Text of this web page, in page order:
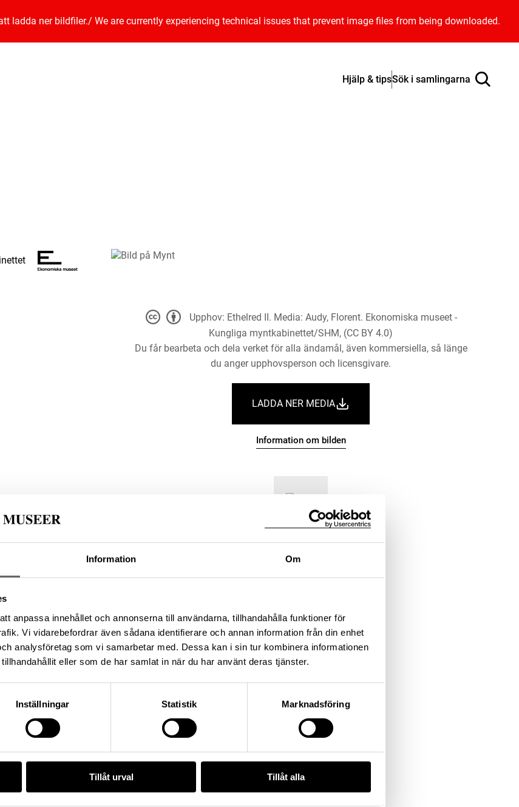
Information Om
anpassa innehållet och annonserna till användarna, tillhandahålla funktioner för
Vi vidarebefordrar även sådana identifierare och annan information från din enhet
analysföretag som vi samarbetar med. Dessa kan i sin tur kombinera informationen
eller som de har samlat in när du har använt deras tjänster.
Inställningar Statistik Marknadsföring
Tillåt urval Tillåt alla
ladda ner bildfiler./ We are currently experiencing technical issues that prevent image files from being downloaded.
Hjälp & tipsSök i samlingarna
myntkabinettet funna i
Emil)
3:1, Socken:
Landskap: Gotland,
museet
AE7E-4486-AC35-
licensen CC0.
Upphov: Ethelred II. Media: Audy, Florent. Ekonomiska museet -
Kungliga myntkabinettet/SHM, (CC BY 4.0)
Du får bearbeta och dela verket för alla ändamål, även kommersiella, så länge
du anger upphovsperson och licensgivare.
LADDA NER MEDIA
Information om bilden